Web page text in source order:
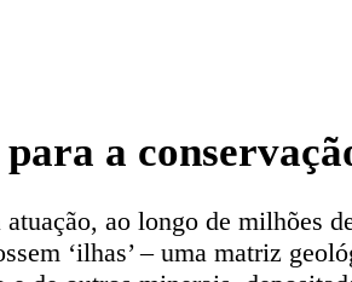
a
ao longo de milhões
‘ilhas’ – uma matriz